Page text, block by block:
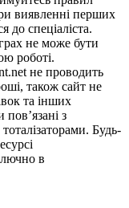
виявленні перших
до спеціаліста.
не може бути
роботі.
не проводить
також сайт не
та інших
пов’язані з
Будь-
в